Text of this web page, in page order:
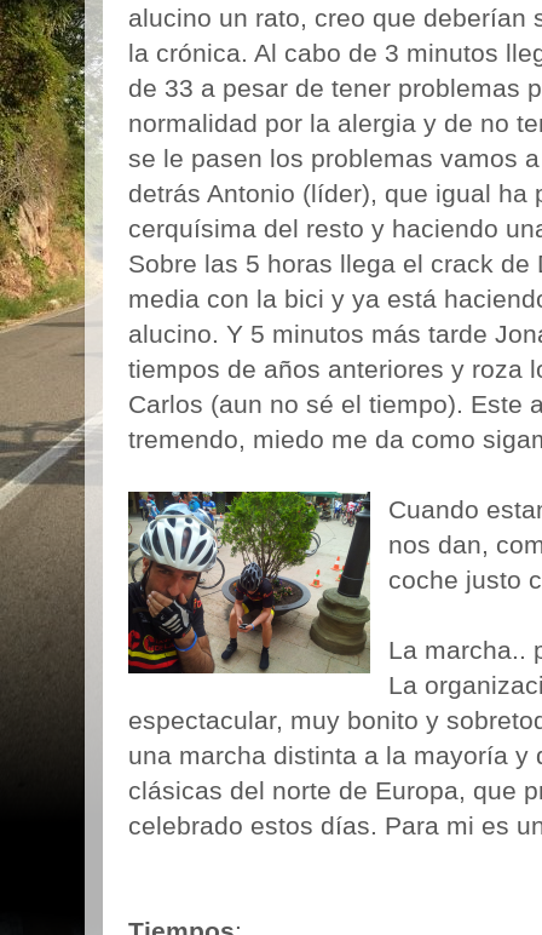
alucino un rato, creo que deberían
la crónica. Al cabo de 3 minutos
de 33 a pesar de tener problemas
normalidad por la alergia y de no
se le pasen los problemas vamos
detrás Antonio (líder), que igual
cerquísima del resto y haciendo
Sobre las 5 horas llega el crack
media con la bici y ya está
alucino. Y 5 minutos más tarde
tiempos de años anteriores y roza
Carlos (aun no sé el tiempo). Este
tremendo, miedo me da como
Cuando
nos dan,
coche justo
La marcha..
La
espectacular, muy bonito y
una marcha distinta a la mayoría
clásicas del norte de Europa, que
celebrado estos días. Para mi es